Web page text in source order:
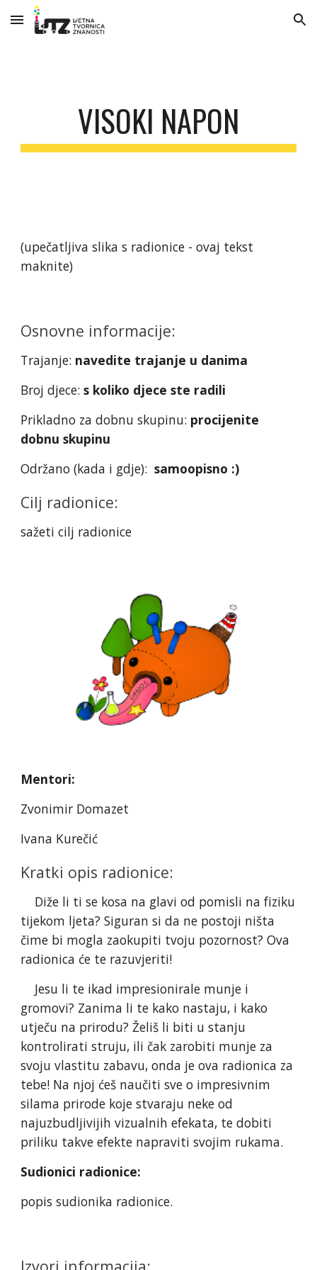
Skip to main content Skip to navigation
VISOKI NAPON
(upečatljiva slika s radionice - ovaj tekst
maknite)
Osnovne informacije:
Trajanje: navedite trajanje u danima
Broj djece:s koliko djece ste radili
Prikladno za dobnu skupinu: procijenite
dobnu skupinu
Održano (kada i gdje):samoopisno :)
Cilj radionice:
sažeti cilj radionice
Mentori:
Zvonimir Domazet
Ivana Kurečić
Kratki opis radionice:
Diže li ti se kosa na glavi od pomisli na fiziku
tijekom ljeta? Siguran si da ne postoji ništa
čime bi mogla zaokupiti tvoju pozornost? Ova
radionica će te razuvjeriti!
Jesu li te ikad impresionirale munje i
gromovi? Zanima li te kako nastaju, i kako
utječu na prirodu? Želiš li biti u stanju
kontrolirati struju, ili čak zarobiti munje za
svoju vlastitu zabavu, onda je ova radionica za
tebe! Na njoj ćeš naučiti sve o impresivnim
silama prirode koje stvaraju neke od
najuzbudljivijih vizualnih efekata, te dobiti
priliku takve efekte napraviti svojim rukama.
Sudionici radionice:
popis sudionika radionice.